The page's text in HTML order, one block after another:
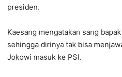
presiden.
Kaesang mengatakan sang
sehingga dirinya tak bisa
Jokowi masuk ke PSI.